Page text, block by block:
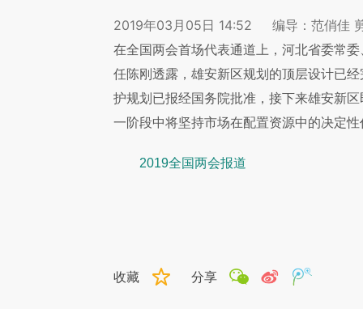
2019年03月05日 14:52
编导：范俏佳
在全国两会首场代表通道上，河北省委常
任陈刚透露，雄安新区规划的顶层设计已
护规划已报经国务院批准，接下来雄安新
一阶段中将坚持市场在配置资源中的决定
2019全国两会报道
收藏 分享